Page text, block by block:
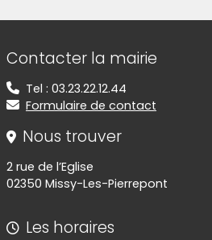
Informations de contact
Contacter la mairie
Tel : 03.23.22.12.44
Formulaire de contact
Nous trouver
2 rue de l’Eglise
02350 Missy-Les-Pierrepont
Les horaires